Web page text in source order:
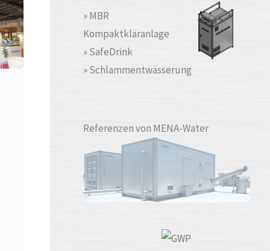
» MBR
Kompaktkläranlage
» SafeDrink
» Schlammentwässerung
Referenzen von MENA-Water